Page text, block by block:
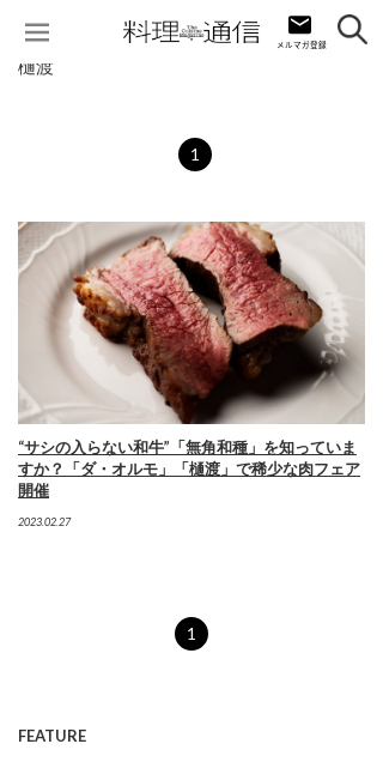
樋渡
1
“サシの入らない和牛”「無角和種」を知っていま
すか？「ダ・オルモ」「樋渡」で稀少な肉フェア
開催
2023.02.27
1
FEATURE